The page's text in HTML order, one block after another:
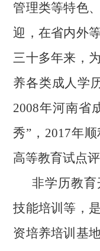
管理类等特色
迎，在省内外
三十多年来，
养各类成人学
2008年河南省
秀”，2017年
高等教育试点评
非学历教
技能培训等，
资培养培训基